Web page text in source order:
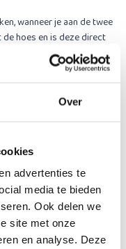
Over
advertenties te
media te bieden
Ook delen we
site met onze
en analyse. Deze
wanneer je aan de twee
hoes en is deze direct
en bescherm je
volledig over het
en en totdat de deken
er geen vuur bij het
en beeld duidelijk